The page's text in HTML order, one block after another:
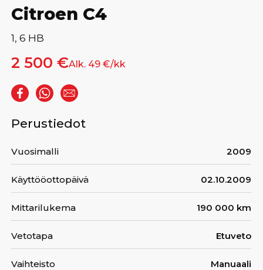
Citroen C4
1, 6 HB
2 500 €Alk. 49 €/kk
Perustiedot
Vuosimalli 2009
Käyttööottopäivä 02.10.2009
Mittarilukema 190 000 km
Vetotapa Etuveto
Vaihteisto Manuaali